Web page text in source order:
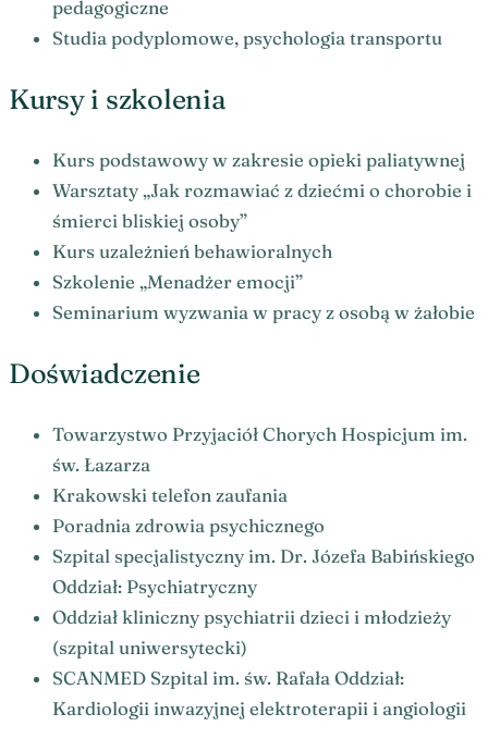
pedagogiczne
Studia podyplomowe, psychologia transportu
Kursy i szkolenia
Kurs podstawowy w zakresie opieki paliatywnej
Warsztaty „Jak rozmawiać z dziećmi o chorobie i
śmierci bliskiej osoby”
Kurs uzależnień behawioralnych
Szkolenie „Menadżer emocji”
Seminarium wyzwania w pracy z osobą w żałobie
Doświadczenie
Towarzystwo Przyjaciół Chorych Hospicjum im.
św. Łazarza
Krakowski telefon zaufania
Poradnia zdrowia psychicznego
Szpital specjalistyczny im. Dr. Józefa Babińskiego
Oddział: Psychiatryczny
Oddział kliniczny psychiatrii dzieci i młodzieży
(szpital uniwersytecki)
SCANMED Szpital im. św. Rafała Oddział:
Kardiologii inwazyjnej elektroterapii i angiologii